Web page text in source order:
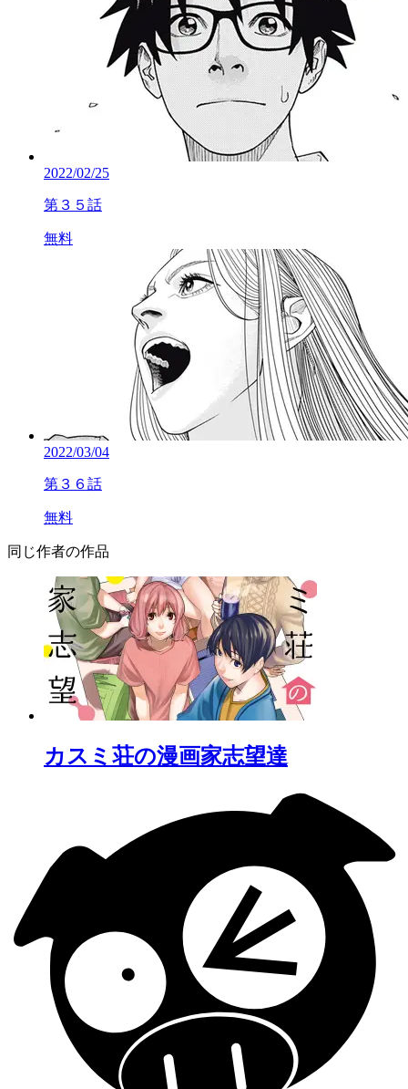
2022/02/25
第３５話
無料
2022/03/04
第３６話
無料
同じ作者の作品
カスミ荘の漫画家志望達